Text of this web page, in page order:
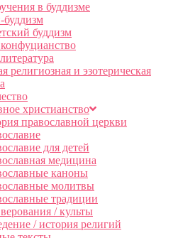
в буддизме
буддизм
буддизм
религиозная и эзотерическая
христианство
православной церкви
для детей
медицина
каноны
молитвы
традиции
/ культы
/ история религий